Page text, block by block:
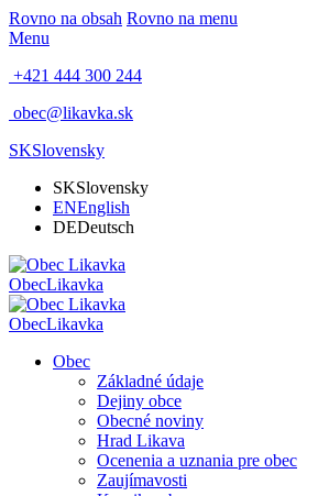
Rovno na obsah Rovno na menu
Menu
+421 444 300 244
obec@likavka.sk
SKSlovensky
SKSlovensky
ENEnglish
DEDeutsch
ObecLikavka
ObecLikavka
Obec
Základné údaje
Dejiny obce
Obecné noviny
Hrad Likava
Ocenenia a uznania pre obec
Zaujímavosti